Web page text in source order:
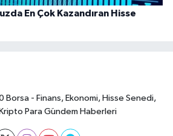
En Çok Kazandıran Hisse
Borsa - Finans, Ekonomi, Hisse Senedi,
Para Gündem Haberleri